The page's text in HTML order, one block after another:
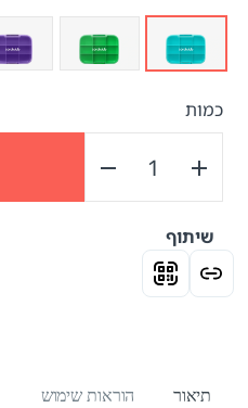
כמות
שיתוף
תיאור הוראות שימוש